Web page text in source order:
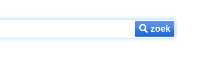
zoek